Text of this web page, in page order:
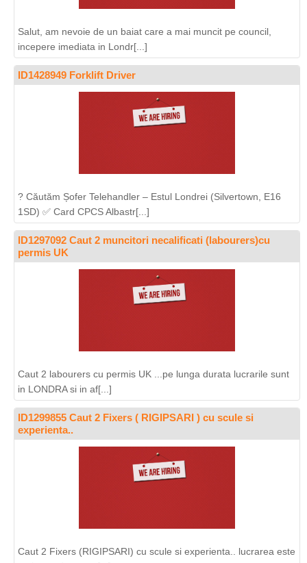
Salut, am nevoie de un baiat care a mai muncit pe council,
incepere imediata in Londr[...]
ID1428949 Forklift Driver
? Căutăm Șofer Telehandler – Estul Londrei (Silvertown, E16
1SD) ✅ Card CPCS Albastr[...]
ID1297092 Caut 2 muncitori necalificati (labourers)cu
permis UK
Caut 2 labourers cu permis UK ...pe lunga durata lucrarile sunt
in LONDRA si in af[...]
ID1299855 Caut 2 Fixers ( RIGIPSARI ) cu scule si
experienta..
Caut 2 Fixers (RIGIPSARI) cu scule si experienta.. lucrarea este